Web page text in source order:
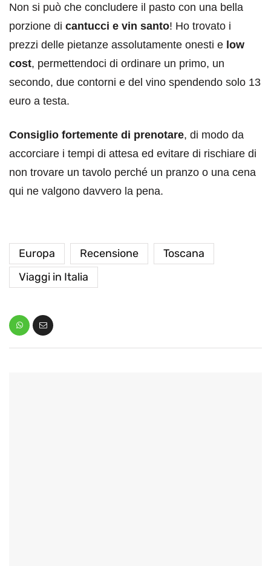
Non si può che concludere il pasto con una bella
porzione di cantucci e vin santo! Ho trovato i
prezzi delle pietanze assolutamente onesti e low
cost, permettendoci di ordinare un primo, un
secondo, due contorni e del vino spendendo solo 13
euro a testa.
Consiglio fortemente di prenotare, di modo da
accorciare i tempi di attesa ed evitare di rischiare di
non trovare un tavolo perché un pranzo o una cena
qui ne valgono davvero la pena.
Europa Recensione
Toscana
Viaggi in Italia